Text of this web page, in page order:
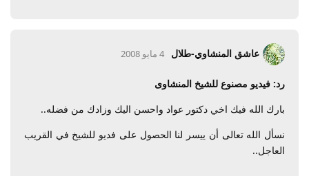
عاشق المنشاوي-طلال 4 مايو 2008
رد: فيديو مصنوع للشيخ المنشاوى
بارك الله فيك اخي دكتور عواد واحسن اليك وزادك من فضله..
نسأل الله تعالى أن ييسر لنا الحصول على فديو للشيخ في القريب
العاجل..